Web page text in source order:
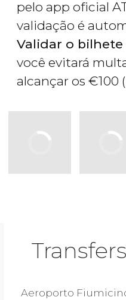
pelo app oficial
validação é
Validar o
você evitará
alcançar os €100 (
Aeroporto